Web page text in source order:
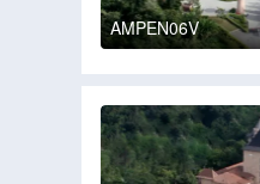
AMPEN06V